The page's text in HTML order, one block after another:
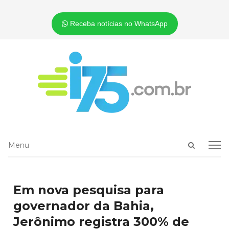
Receba notícias no WhatsApp
Open
Menu
Menu
Em nova pesquisa para
governador da Bahia,
Jerônimo registra 300% de